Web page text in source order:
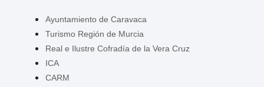
Ayuntamiento de Caravaca
Turismo Región de Murcia
Real e Ilustre Cofradía de la Vera Cruz
ICA
CARM